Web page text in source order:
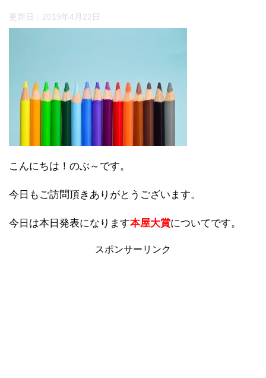
更新日： 2019年4月22日
こんにちは！のぶ～です。
今日もご訪問頂きありがとうございます。
今日は本日発表になります本屋大賞についてです。
スポンサーリンク